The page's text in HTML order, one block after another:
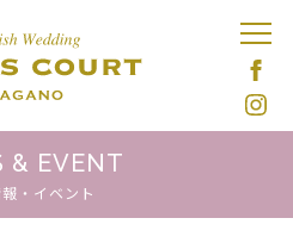
& EVENT
・イベント